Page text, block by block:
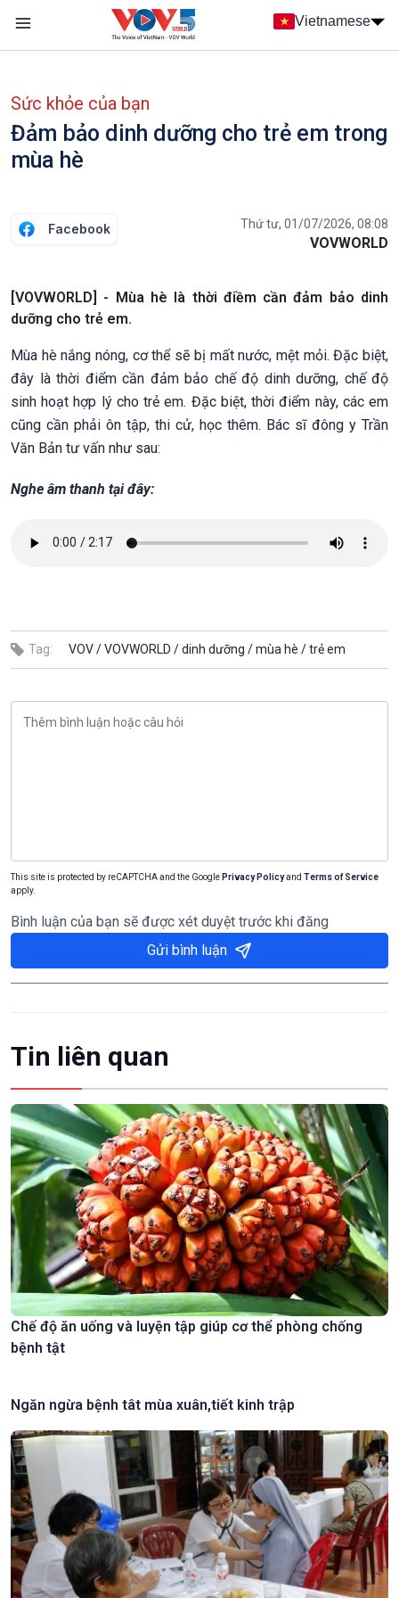
Nhảy đến nội dung
Vietnamese
Sức khỏe của bạn
Đảm bảo dinh dưỡng cho trẻ em trong
mùa hè
Facebook Thứ tư, 01/07/2026, 08:08
VOVWORLD
[VOVWORLD] - Mùa hè là thời điềm cần đảm bảo dinh
dưỡng cho trẻ em.
Mùa hè nắng nóng, cơ thể sẽ bị mất nước, mệt mỏi. Đặc biệt,
đây là thời điểm cần đảm bảo chế độ dinh dưỡng, chế độ
sinh hoạt hợp lý cho trẻ em. Đặc biệt, thời điểm này, các em
cũng cần phải ôn tập, thi cử, học thêm. Bác sĩ đông y Trần
Văn Bản tư vấn như sau:
Nghe âm thanh tại đây:
Tag: VOV /VOVWORLD /dinh dưỡng /mùa hè /trẻ em
This site is protected by reCAPTCHA and the Google Privacy Policyand Terms of Service
apply.
Bình luận của bạn sẽ được xét duyệt trước khi đăng
Gửi bình luận
Tin liên quan
Chế độ ăn uống và luyện tập giúp cơ thể phòng chống
bệnh tật
Ngăn ngừa bệnh tât mùa xuân,tiết kinh trập